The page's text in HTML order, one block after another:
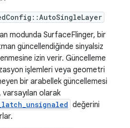
modunda SurfaceFlinger, bir
güncellendiğinde sinyalsiz
izin verir. Güncelleme
işlemleri veya geometri
bir arabellek güncellemesi
varsayılan olarak
değerini